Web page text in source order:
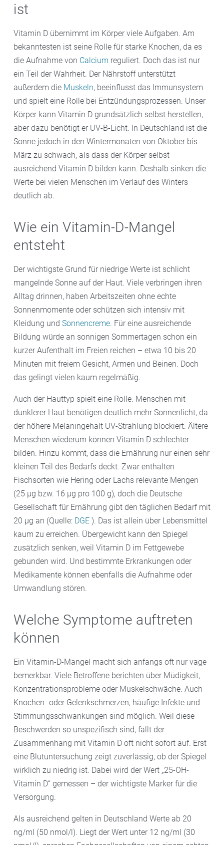
ist
Vitamin D übernimmt im Körper viele Aufgaben. Am
bekanntesten ist seine Rolle für starke Knochen, da es
die Aufnahme von Calcium reguliert. Doch das ist nur
ein Teil der Wahrheit. Der Nährstoff unterstützt
außerdem die Muskeln, beeinflusst das Immunsystem
und spielt eine Rolle bei Entzündungsprozessen. Unser
Körper kann Vitamin D grundsätzlich selbst herstellen,
aber dazu benötigt er UV-B-Licht. In Deutschland ist die
Sonne jedoch in den Wintermonaten von Oktober bis
März zu schwach, als dass der Körper selbst
ausreichend Vitamin D bilden kann. Deshalb sinken die
Werte bei vielen Menschen im Verlauf des Winters
deutlich ab.
Wie ein Vitamin-D-Mangel
entsteht
Der wichtigste Grund für niedrige Werte ist schlicht
mangelnde Sonne auf der Haut. Viele verbringen ihren
Alltag drinnen, haben Arbeitszeiten ohne echte
Sonnenmomente oder schützen sich intensiv mit
Kleidung und Sonnencreme. Für eine ausreichende
Bildung würde an sonnigen Sommertagen schon ein
kurzer Aufenthalt im Freien reichen – etwa 10 bis 20
Minuten mit freiem Gesicht, Armen und Beinen. Doch
das gelingt vielen kaum regelmäßig.
Auch der Hauttyp spielt eine Rolle. Menschen mit
dunklerer Haut benötigen deutlich mehr Sonnenlicht, da
der höhere Melaningehalt UV-Strahlung blockiert. Ältere
Menschen wiederum können Vitamin D schlechter
bilden. Hinzu kommt, dass die Ernährung nur einen sehr
kleinen Teil des Bedarfs deckt. Zwar enthalten
Fischsorten wie Hering oder Lachs relevante Mengen
(25 µg bzw. 16 µg pro 100 g), doch die Deutsche
Gesellschaft für Ernährung gibt den täglichen Bedarf mit
20 µg an (Quelle: DGE ). Das ist allein über Lebensmittel
kaum zu erreichen. Übergewicht kann den Spiegel
zusätzlich senken, weil Vitamin D im Fettgewebe
gebunden wird. Und bestimmte Erkrankungen oder
Medikamente können ebenfalls die Aufnahme oder
Umwandlung stören.
Welche Symptome auftreten
können
Ein Vitamin-D-Mangel macht sich anfangs oft nur vage
bemerkbar. Viele Betroffene berichten über Müdigkeit,
Konzentrationsprobleme oder Muskelschwäche. Auch
Knochen- oder Gelenkschmerzen, häufige Infekte und
Stimmungsschwankungen sind möglich. Weil diese
Beschwerden so unspezifisch sind, fällt der
Zusammenhang mit Vitamin D oft nicht sofort auf. Erst
eine Blutuntersuchung zeigt zuverlässig, ob der Spiegel
wirklich zu niedrig ist. Dabei wird der Wert „25-OH-
Vitamin D“ gemessen – der wichtigste Marker für die
Versorgung.
Als ausreichend gelten in Deutschland Werte ab 20
ng/ml (50 nmol/l). Liegt der Wert unter 12 ng/ml (30